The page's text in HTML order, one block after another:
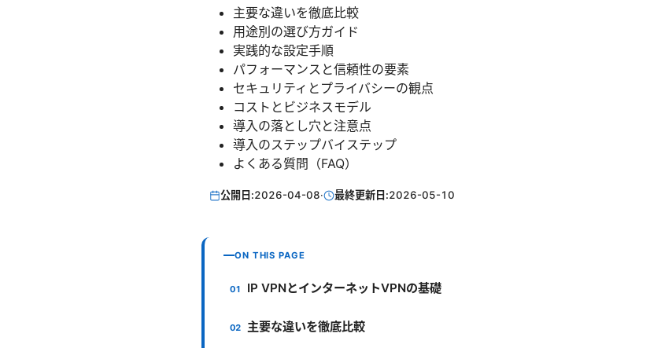
主要な違いを徹底比較
用途別の選び方ガイド
実践的な設定手順
パフォーマンスと信頼性の要素
セキュリティとプライバシーの観点
コストとビジネスモデル
導入の落とし穴と注意点
導入のステップバイステップ
よくある質問（FAQ）
公開日:2026-04-08· 最終更新日:2026-05-10
ON THIS PAGE
IP VPNとインターネットVPNの基礎
主要な違いを徹底比較